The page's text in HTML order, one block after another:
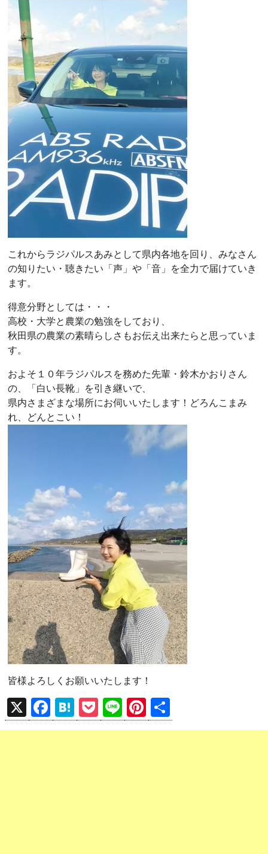
これからラジパルスあみとして県内各地を回り、みなさん
の知りたい・聴きたい「声」や「音」を全力で届けていき
ます。
得意分野としては・・・
高校・大学と農業の勉強をしており、
秋田県の農業の素晴らしさもお伝え出来たらと思っていま
す。
およそ１０年ラジパルスを務めた先輩・鈴木かおりさん
の、「白い長靴」を引き継いで、
県内さまざまな場所にお伺いいたします！どろんこまみ
れ、どんとこい！
皆様よろしくお願いいたします！
X
F
a
H
at
P
o
Li
n
Pi
nt 有